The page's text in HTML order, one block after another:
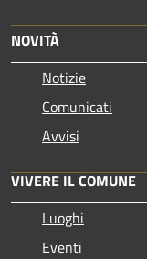
NOVITÀ
Notizie
Comunicati
Avvisi
VIVERE IL COMUNE
Luoghi
Eventi